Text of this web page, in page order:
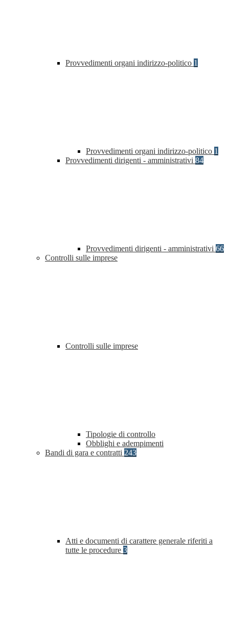
Provvedimenti organi indirizzo-politico 1
Provvedimenti organi indirizzo-politico 1
Provvedimenti dirigenti - amministrativi 84
Provvedimenti dirigenti - amministrativi 66
Controlli sulle imprese
Controlli sulle imprese
Tipologie di controllo
Obblighi e adempimenti
Bandi di gara e contratti 243
Atti e documenti di carattere generale riferiti a
tutte le procedure 3